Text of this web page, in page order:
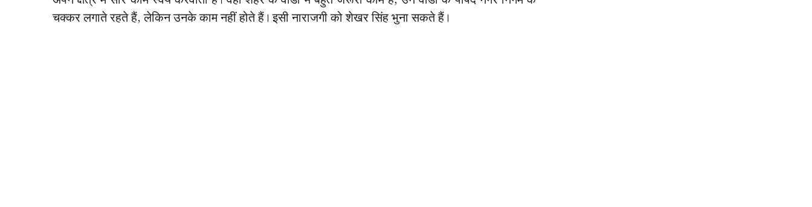
चक्कर लगाते रहते हैं, लेकिन उनके काम नहीं होते हैं। इसी नाराजगी को शेखर सिंह भुना सकते हैं।